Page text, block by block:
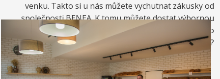
venku. Takto si u nás můžete vychutnat zákusky od
společnosti BENEA. K tomu můžete dostat výbornou
kávou. Nebo si raději dáte zrmzlinový pohár nebo
vynikající točenou zmrzlinu?